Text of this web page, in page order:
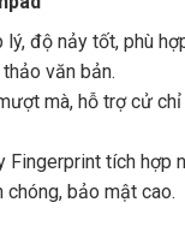
lý, độ nảy tốt, phù
văn bản.
mà, hỗ trợ cử
Fingerprint tích hợp
chóng, bảo mật cao.